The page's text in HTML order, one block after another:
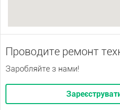
Проводите ремонт
Заробляйте з нами!